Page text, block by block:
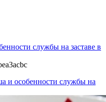
службы на заставе в
и особенности службы на